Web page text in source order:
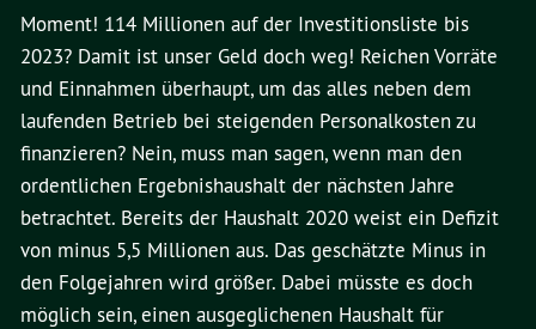
Moment! 114 Millionen auf der Investitionsliste bis
2023? Damit ist unser Geld doch weg! Reichen Vorräte
und Einnahmen überhaupt, um das alles neben dem
laufenden Betrieb bei steigenden Personalkosten zu
finanzieren? Nein, muss man sagen, wenn man den
ordentlichen Ergebnishaushalt der nächsten Jahre
betrachtet. Bereits der Haushalt 2020 weist ein Defizit
von minus 5,5 Millionen aus. Das geschätzte Minus in
den Folgejahren wird größer. Dabei müsste es doch
möglich sein, einen ausgeglichenen Haushalt für